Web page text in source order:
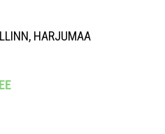
HARJUMAA